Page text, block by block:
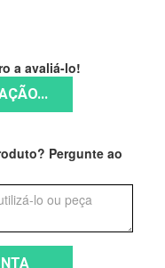
a avaliá-lo!
Pergunte ao